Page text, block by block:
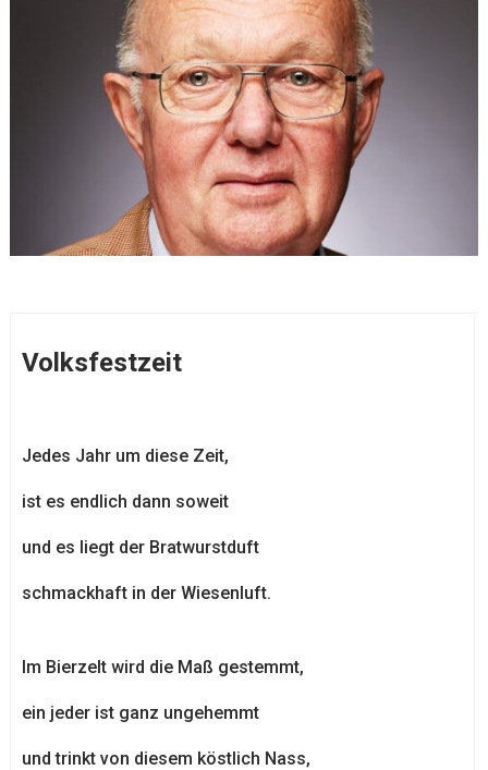
Volksfestzeit
Jedes Jahr um diese Zeit,
ist es endlich dann soweit
und es liegt der Bratwurstduft
schmackhaft in der Wiesenluft.
Im Bierzelt wird die Maß gestemmt,
ein jeder ist ganz ungehemmt
und trinkt von diesem köstlich Nass,